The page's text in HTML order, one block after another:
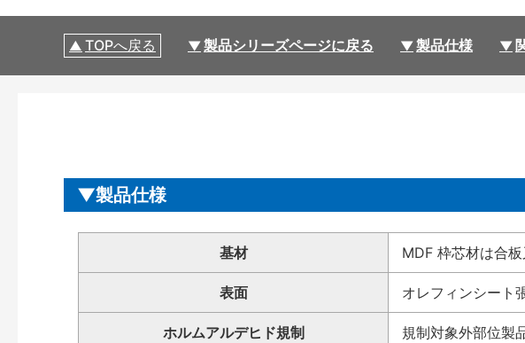
TOPへ戻る 製品シリーズページに戻る 製品仕様
製品仕様
基材 MDF 枠芯材は合
表面 オレフィンシート
ホルムアルデヒド規制 規制対象外部位製